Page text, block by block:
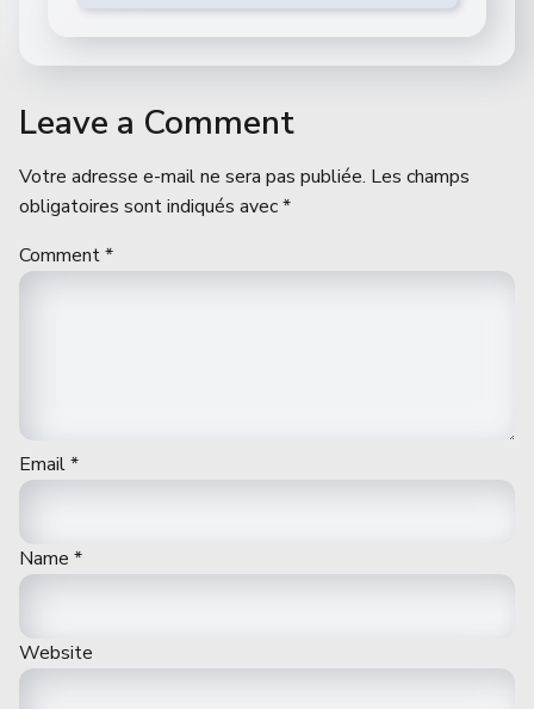
Leave a Comment
Votre adresse e-mail ne sera pas publiée. Les champs
obligatoires sont indiqués avec*
Comment*
Email*
Name *
Website